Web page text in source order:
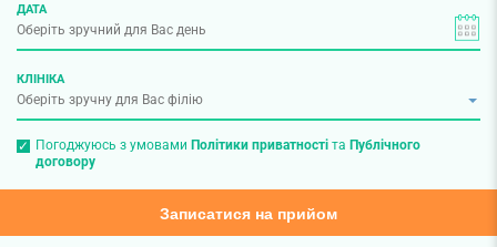
ДАТА
КЛІНІКА
Погоджуюсь з умовами Політики приватностіта Публічного
договору
Записатися на прийом